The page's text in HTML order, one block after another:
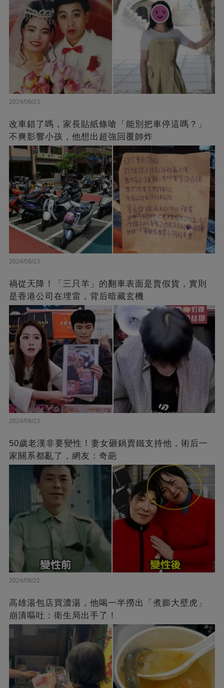
2024/09/23
改車錯了嗎，家長貼紙條嗆「能別把車停這嗎？」
不爽影響小孩，他想出超強回覆帥炸
2024/09/23
禍從天降！「三只羊」的翻車表面是賣假貨，實則
是香港公司在埋雷，背后暗藏玄機
2024/09/23
50歲老漢非要變性！妻女砸鍋賣鐵支持他，術后一
家關系都亂了，網友：奇葩
2024/09/22
高雄湯包店買濃湯，他喝一半撈出「煮膨大壁虎」
崩潰嘔吐：衛生局出手了！